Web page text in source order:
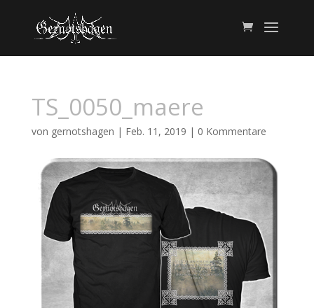
TS_0050_maere
von gernotshagen | Feb. 11, 2019 | 0 Kommentare